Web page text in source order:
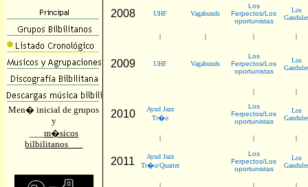
Men� inicial de grupos
y
m�sicos
bilbilitanos___
2008 UHF Vagabunds
Los
Ferpectos/Los
oportunistas
Los
| | | |
2009 UHF Vagabunds
Los
Ferpectos/Los
oportunistas
Los
| |
2010
Ayud Jazz
Tr�o
Los
Ferpectos/Los
oportunistas
Los
| | |
2011
Ayud Jazz
Tr�o/Quartet
Los
Ferpectos/Los
oportunistas
Los
| | |